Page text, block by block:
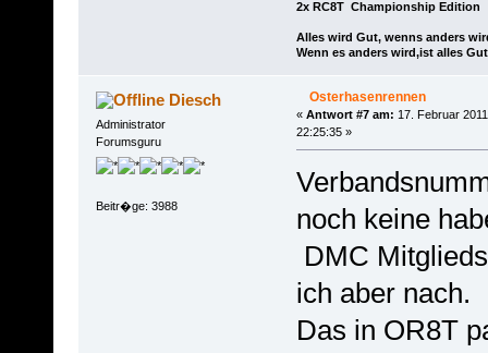
2x RC8T Championship Edition
Alles wird Gut, wenns anders
Wenn es anders wird,ist alles Gut
Diesch
Administrator
Forumsguru
Beitr�ge: 3988
Osterhasenrennen
« Antwort #7 am: 17. Februar
22:25:35 »
noch keine
DMC
ich aber nach.
Das in OR8T